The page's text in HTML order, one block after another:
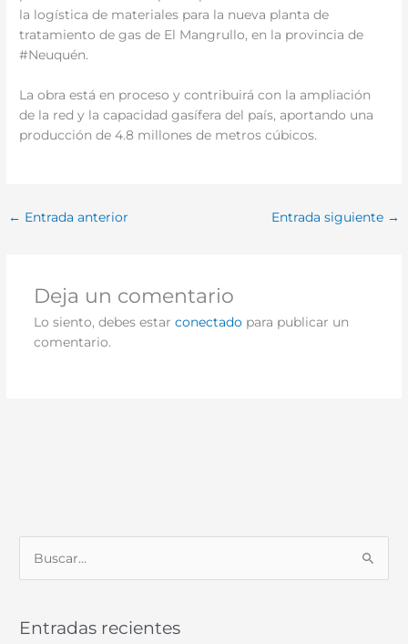
la logística de materiales para la nueva planta de
tratamiento de gas de El Mangrullo, en la provincia de
#Neuquén.
La obra está en proceso y contribuirá con la ampliación
de la red y la capacidad gasífera del país, aportando una
producción de 4.8 millones de metros cúbicos.
← Entrada anterior Entrada siguiente →
Deja un comentario
Lo siento, debes estar conectadopara publicar un
comentario.
c
Entradas recientes